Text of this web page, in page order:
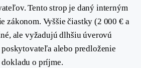
Tento strop je daný interným
zákonom. Vyššie čiastky (2 000 € a
ale vyžadujú dlhšiu úverovú
alebo predloženie
dokladu o príjme.